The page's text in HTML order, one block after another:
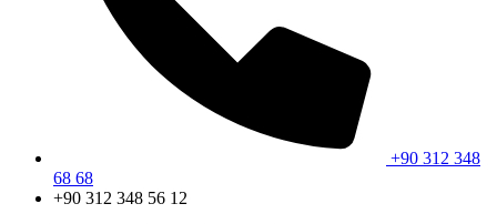
+90 312 348
68 68
+90 312 348 56 12